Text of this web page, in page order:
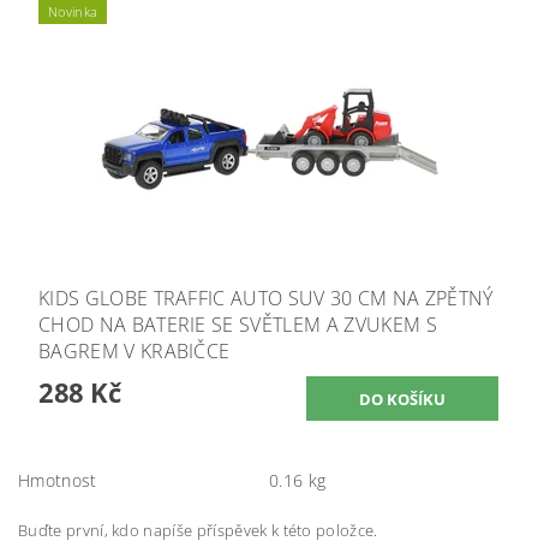
Novinka
KIDS GLOBE TRAFFIC AUTO SUV 30 CM NA ZPĚTNÝ
CHOD NA BATERIE SE SVĚTLEM A ZVUKEM S
BAGREM V KRABIČCE
288 Kč
Hmotnost 0.16 kg
Buďte první, kdo napíše příspěvek k této položce.